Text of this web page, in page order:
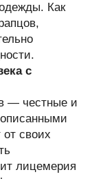
Как
с
— честные и
своих
лицемерия